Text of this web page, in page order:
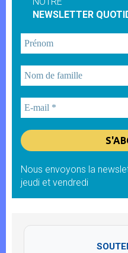
NEWSLETTER
Nous envoyons la
jeudi et vendredi